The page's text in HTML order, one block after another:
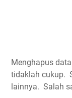
Menghapus
tidaklah cukup.
lainnya. Salah